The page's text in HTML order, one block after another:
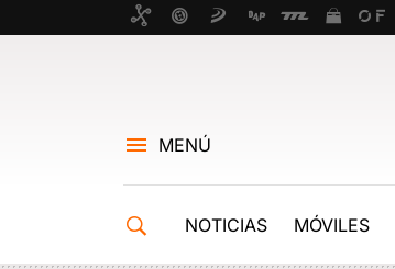
MENÚ
NOTICIAS MÓVILES